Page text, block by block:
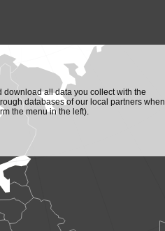
all data you collect with the
databases of our local partners when
the menu in the left).